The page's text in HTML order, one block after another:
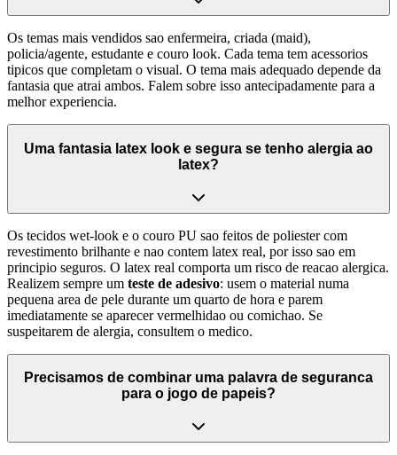
Os temas mais vendidos sao enfermeira, criada (maid),
policia/agente, estudante e couro look. Cada tema tem acessorios
tipicos que completam o visual. O tema mais adequado depende da
fantasia que atrai ambos. Falem sobre isso antecipadamente para a
melhor experiencia.
Uma fantasia latex look e segura se tenho alergia ao
latex?
Os tecidos wet-look e o couro PU sao feitos de poliester com
revestimento brilhante e nao contem latex real, por isso sao em
principio seguros. O latex real comporta um risco de reacao alergica.
Realizem sempre um teste de adesivo: usem o material numa
pequena area de pele durante um quarto de hora e parem
imediatamente se aparecer vermelhidao ou comichao. Se
suspeitarem de alergia, consultem o medico.
Precisamos de combinar uma palavra de seguranca
para o jogo de papeis?